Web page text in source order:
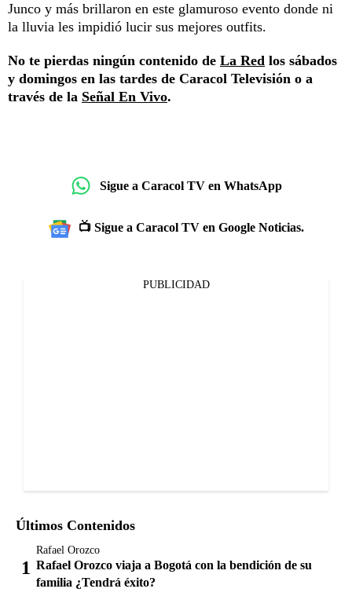
Junco y más brillaron en este glamuroso evento donde ni
la lluvia les impidió lucir sus mejores outfits.
No te pierdas ningún contenido de La Red los sábados
y domingos en las tardes de Caracol Televisión o a
través de la Señal En Vivo.
Sigue a Caracol TV en WhatsApp
📺 Sigue a Caracol TV en Google Noticias.
PUBLICIDAD
Últimos Contenidos
Rafael Orozco
Rafael Orozco viaja a Bogotá con la bendición de su
familia ¿Tendrá éxito?